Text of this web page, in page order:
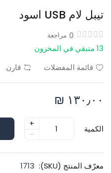
تيبل لام USB اسود
0 مراجعة
13 متبقي في المخزون
قائمة المفضلات
قارن
١٣٠٫٠٠ ₪
الكمية
+
-
معرّف المنتج (SKU):
1713